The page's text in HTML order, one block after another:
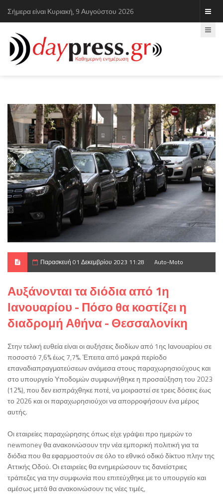
Σήμερα είναι Κυριακή, 9 Αυγούστου 2026
Παρασκευή 01 Δεκεμβρίου 2023 11:28 Auto-Moto
Αυξάνονται τα διόδια από 1η
Ιανουαρίου - Πόσο θα κοστίζει η
διαδρομή Αθήνα - Θεσσαλονίκη
Στην τελική ευθεία είναι οι αυξήσεις διοδίων από 1ης Ιανουαρίου σε
ποσοστό 7,6% έως 7,7%. Έπειτα από μακρά περίοδο
επαναδιαπραγματεύσεων ανάμεσα στους παραχωρησιούχους και
στο υπουργείο Υποδομών συμφωνήθηκε η προσαύξηση του 2023
(12%), που δεν εισπράχθηκε ποτέ, να μοιραστεί σε τρεις δόσεις έως
το 2026 και οι παραχωρησιούχοι να απορροφήσουν ένα μέρος
αυτής.
Οι εταιρείες παραχώρησης όπως είχε γράψει προ ημερών το
newmoney θα ανακοινώσουν την νέα εμπορική πολιτική για τα
διόδια που θα εφαρμοστούν σε όλο το εθνικό οδικό δίκτυο πλην της
Αττικής Οδού. Οι εταιρείες θα ενημερώσουν τις δανείστριες
τράπεζες για την συμφωνία που επιτεύχθηκε με το υπουργείο και
αμέσως μετά θα ανακοινώσουν τις νέες τιμές,